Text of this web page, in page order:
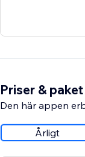
Priser & paket
Den här appen
Årligt